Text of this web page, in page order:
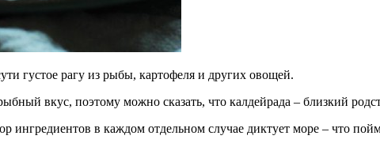
густое рагу из рыбы, картофеля и других овощей.
вкус, поэтому можно сказать, что калдейрада – близкий
ингредиентов в каждом отдельном случае диктует море – что